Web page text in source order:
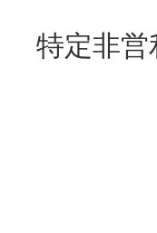
特定非